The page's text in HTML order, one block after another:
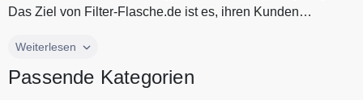
Das Ziel von Filter-Flasche.de ist es, ihren Kunden
Filter-Fasche.de hat Einwegplastik den Kampf angesagt.
umweltfreundliche Produkte anzubieten, die für sauberes
Weiterlesen
Passende Kategorien